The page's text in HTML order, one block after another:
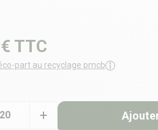
TTC
part au recyclage pmcb